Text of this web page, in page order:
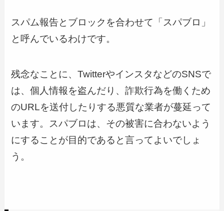
スパム報告とブロックを合わせて「スパブロ」
と呼んでいるわけです。
残念なことに、TwitterやインスタなどのSNSで
は、個人情報を盗んだり、詐欺行為を働くため
のURLを送付したりする悪質な業者が蔓延って
います。スパブロは、その被害に合わないよう
にすることが目的であると言ってよいでしょ
う。